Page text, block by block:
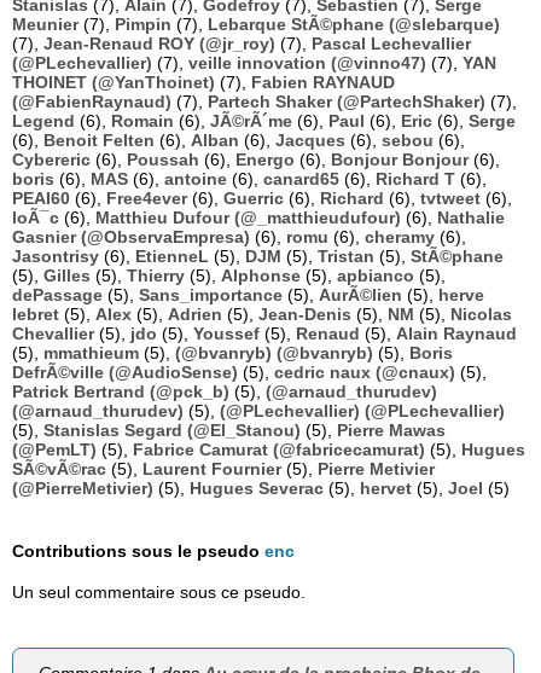
Stanislas (7), Alain (7), Godefroy (7), Sebastien (7), Serge
Meunier(7), Pimpin (7), Lebarque StÃ©phane (@slebarque)
(7), Jean-Renaud ROY (@jr_roy) (7), Pascal Lechevallier
(@PLechevallier) (7), veille innovation (@vinno47) (7), YAN
THOINET (@YanThoinet) (7), Fabien RAYNAUD
(@FabienRaynaud) (7), Partech Shaker (@PartechShaker) (7),
Legend (6), Romain (6), JÃ©rÃ´me (6), Paul (6), Eric (6), Serge
(6), Benoit Felten (6), Alban (6), Jacques (6), sebou (6),
Cybereric (6), Poussah (6), Energo (6), Bonjour Bonjour(6),
boris (6), MAS (6), antoine (6), canard65 (6), Richard T (6),
PEAI60 (6), Free4ever(6), Guerric (6), Richard (6), tvtweet (6),
loÃ¯c (6), Matthieu Dufour (@_matthieudufour) (6), Nathalie
Gasnier (@ObservaEmpresa) (6), romu (6), cheramy (6),
Jasontrisy (6), EtienneL (5), DJM (5), Tristan (5), StÃ©phane
(5), Gilles (5), Thierry (5), Alphonse (5), apbianco (5),
dePassage (5), Sans_importance (5), AurÃ©lien (5), herve
lebret (5), Alex (5), Adrien (5), Jean-Denis (5), NM (5), Nicolas
Chevallier(5), jdo (5), Youssef (5), Renaud (5), Alain Raynaud
(5), mmathieum (5), (@bvanryb) (@bvanryb) (5), Boris
DefrÃ©ville (@AudioSense) (5), cedric naux (@cnaux) (5),
Patrick Bertrand (@pck_b) (5), (@arnaud_thurudev)
(@arnaud_thurudev) (5), (@PLechevallier) (@PLechevallier)
(5), Stanislas Segard (@El_Stanou) (5), Pierre Mawas
(@PemLT) (5), Fabrice Camurat (@fabricecamurat) (5), Hugues
SÃ©vÃ©rac (5), Laurent Fournier(5), Pierre Metivier
(@PierreMetivier) (5), Hugues Severac (5), hervet (5), Joel (5)
Contributions sous le pseudo enc
Un seul commentaire sous ce pseudo.